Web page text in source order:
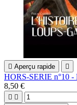
 Aperçu rapide 
HORS-SERIE n°10 -
8,50 €
 